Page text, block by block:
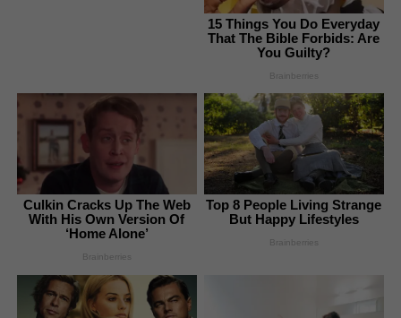
15 Things You Do Everyday
That The Bible Forbids: Are
You Guilty?
Brainberries
Culkin Cracks Up The Web
With His Own Version Of
‘Home Alone’
Brainberries
Top 8 People Living Strange
But Happy Lifestyles
Brainberries